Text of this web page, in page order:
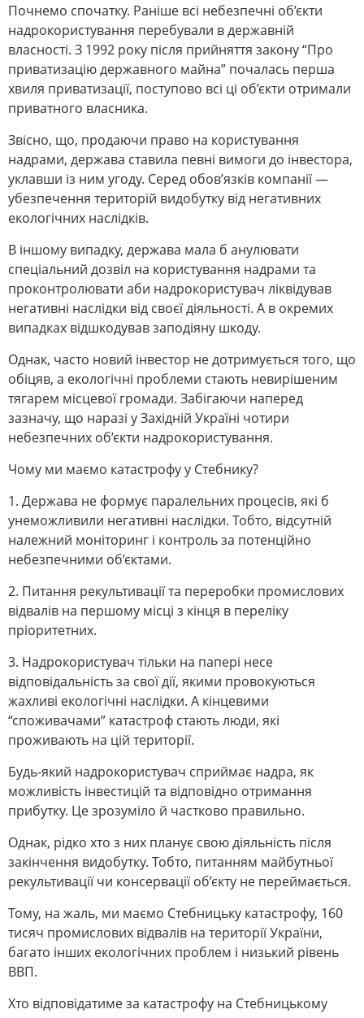
Почнемо спочатку. Раніше всі небезпечні об’єкти
надрокористування перебували в державній
власності. З 1992 року після прийняття закону “Про
приватизацію державного майна” почалась перша
хвиля приватизації, поступово всі ці об’єкти отримали
приватного власника.
Звісно, що, продаючи право на користування
надрами, держава ставила певні вимоги до інвестора,
уклавши із ним угоду. Серед обов’язків компанії —
убезпечення територій видобутку від негативних
екологічних наслідків.
В іншому випадку, держава мала б анулювати
спеціальний дозвіл на користування надрами та
проконтролювати аби надрокористувач ліквідував
негативні наслідки від своєї діяльності. А в окремих
випадках відшкодував заподіяну шкоду.
Однак, часто новий інвестор не дотримується того, що
обіцяв, а екологічні проблеми стають невирішеним
тягарем місцевої громади. Забігаючи наперед
зазначу, що наразі у Західній Україні чотири
небезпечних об’єкти надрокористування.
Чому ми маємо катастрофу у Стебнику?
1. Держава не формує паралельних процесів, які б
унеможливили негативні наслідки. Тобто, відсутній
належний моніторинг і контроль за потенційно
небезпечними об’єктами.
2. Питання рекультивації та переробки промислових
відвалів на першому місці з кінця в переліку
пріоритетних.
3. Надрокористувач тільки на папері несе
відповідальність за свої дії, якими провокуються
жахливі екологічні наслідки. А кінцевими
“споживачами” катастроф стають люди, які
проживають на цій території.
Будь-який надрокористувач сприймає надра, як
можливість інвестицій та відповідно отримання
прибутку. Це зрозуміло й частково правильно.
Однак, рідко хто з них планує свою діяльність після
закінчення видобутку. Тобто, питанням майбутньої
рекультивації чи консервації об’єкту не переймається.
Тому, на жаль, ми маємо Стебницьку катастрофу, 160
тисяч промислових відвалів на території України,
багато інших екологічних проблем і низький рівень
ВВП.
Хто відповідатиме за катастрофу на Стебницькому